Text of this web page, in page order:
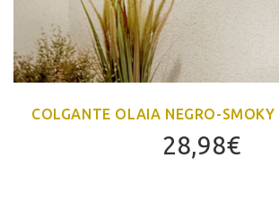
COLGANTE OLAIA NEGRO-SMOKY
28,98€